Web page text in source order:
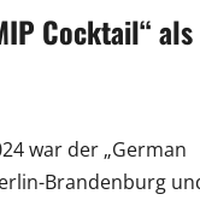
Cocktail“ als
war der „German
Brandenburg